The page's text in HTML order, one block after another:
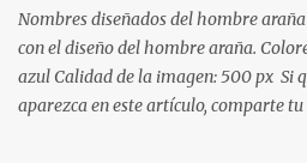
color gris es un color muy relajante y
de colo...
Nombres diseñados del hombre
con el diseño del hombre araña.
azul Calidad de la imagen: 500 px Si
aparezca en este artículo, comparte